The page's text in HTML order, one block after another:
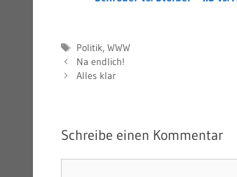
Schlagwörter
Politik, WWW
Na endlich!
Alles klar
Schreibe einen Kommentar